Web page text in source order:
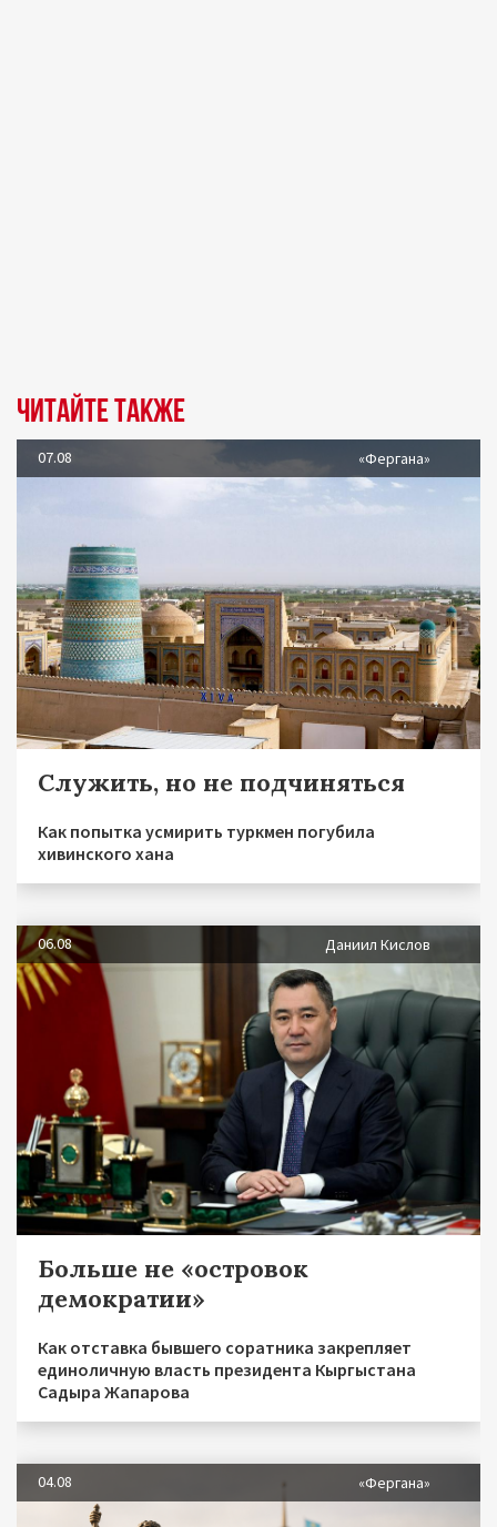
Читайте также
07.08 «Фергана»
Служить, но не подчиняться
Как попытка усмирить туркмен погубила
хивинского хана
06.08 Даниил Кислов
Больше не «островок
демократии»
Как отставка бывшего соратника закрепляет
единоличную власть президента Кыргыстана
Садыра Жапарова
04.08 «Фергана»